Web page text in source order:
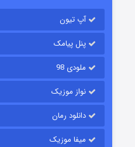
باب
قسمت۶ (زیرنویس)
آپ تیون
پنل پیامک
ملودی 98
نواز موزیک
دانلود رمان
میفا موزیک